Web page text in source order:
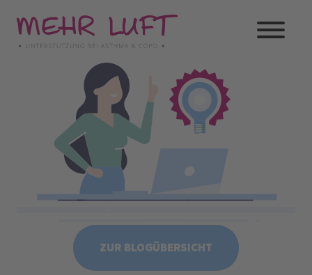
zum
Inhalt
ZUR BLOGÜBERSICHT